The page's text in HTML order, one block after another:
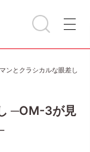
ンとクラシカルな眼差し
─OM-3が見